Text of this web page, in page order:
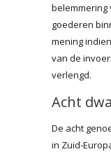
belemmering
goederen
mening
van de
verlengd.
Acht
De acht
in Zuid-